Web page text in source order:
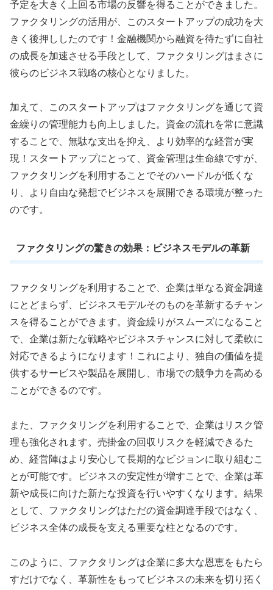
予定を大きく上回る市場の反響を得ることができました。
ファクタリングの活用が、このスタートアップの成功を大
きく後押ししたのです！金融機関から融資を待たずに自社
の成長を加速させる手段として、ファクタリングはまさに
彼らのビジネス戦略の核心となりました。
加えて、このスタートアップはファクタリングを通じて資
金繰りの管理能力も向上しました。資金の流れを常に意識
することで、無駄な支出を抑え、より効率的な経営が実
現！スタートアップにとって、資金管理は生命線ですが、
ファクタリングを利用することでそのハードルが低くな
り、より自由な発想でビジネスを展開できる環境が整った
のです。
ファクタリングの驚きの効果：ビジネスモデルの革新
ファクタリングを利用することで、企業は単なる資金調達
にとどまらず、ビジネスモデルそのものを革新するチャン
スを得ることができます。資金繰りがスムーズになること
で、企業は新たな戦略やビジネスチャンスに対して柔軟に
対応できるようになります！これにより、独自の価値を提
供するサービスや製品を展開し、市場での競争力を高める
ことができるのです。
また、ファクタリングを利用することで、企業はリスク管
理も強化されます。売掛金の回収リスクを軽減できるた
め、経営陣はより安心して長期的なビジョンに取り組むこ
とが可能です。ビジネスの安定性が増すことで、企業は革
新や成長に向けた新たな投資を行いやすくなります。結果
として、ファクタリングはただの資金調達手段ではなく、
ビジネス全体の成長を支える重要な柱となるのです。
このように、ファクタリングは企業に多大な恩恵をもたら
すだけでなく、革新性をもってビジネスの未来を切り拓く